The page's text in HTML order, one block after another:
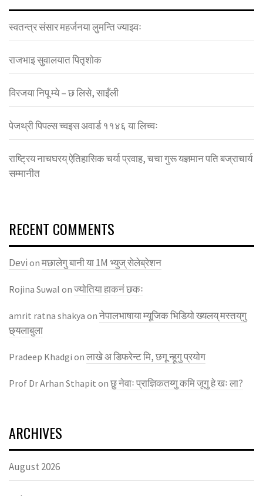
स्वतन्त्र संसार महर्जनया लुमन्ति ज्याझ्वः
राजभाइ सुवालयात पितृशाेक
विरजया निपू म्ये – छ लिसे, साइँली
पेजथ्री पिपल्स च्वइस अवार्ड ११४६ या लिच्वः
राष्ट्रिय नाचघरय् ऐतिहासिक चर्या प्रवाह, चचा गुरू यज्ञमान पति बज्राचार्य
सम्मानीत
RECENT COMMENTS
Devi on मछालेगु बानी या 1M भ्युज् सेलेब्रेशन
Rojina Suwal on ज्याेतिया हाकनं छकः
amrit ratna shakya on नेपालभाषाया म्यूजिक भिडियाे ख्यलय् मस्तय्‌गु
छ्यलाबुला
Pradeep Khadgi on लाखे अ डिफरेन्ट मि, छगू न्हूगु प्रयाेग
Prof Dr Arhan Sthapit on छु नेवाः प्राज्ञिकतय्गु कमि जूगु हे खः ला?
ARCHIVES
August 2026